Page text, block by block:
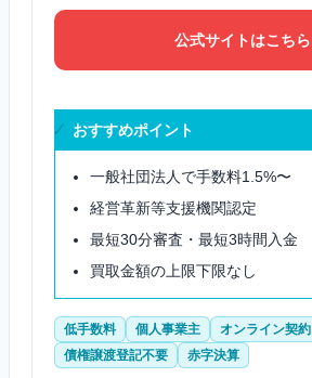
公式サイトはこちら
おすすめポイント
一般社団法人で手数料1.5%〜
経営革新等支援機関認定
最短30分審査・最短3時間入金
買取金額の上限下限なし
低手数料 個人事業主 オンライン契約
債権譲渡登記不要
赤字決算